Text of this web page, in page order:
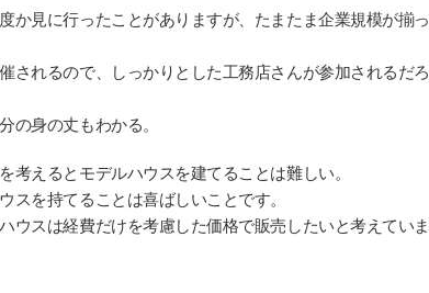
か見に行ったことがありますが、たまたま企業規模が揃っ
されるので、しっかりとした工務店さんが参加されるだろ
の身の丈もわかる。
考えるとモデルハウスを建てることは難しい。
スを持てることは喜ばしいことです。
ウスは経費だけを考慮した価格で販売したいと考えていま